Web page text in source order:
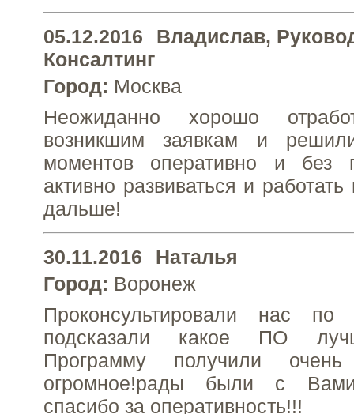
05.12.2016 Владислав,
Консалтинг
Город: Москва
Неожиданно хорошо
возникшим заявкам и
моментов оперативно и без
активно развиваться и
дальше!
30.11.2016
Наталья
Город: Воронеж
Проконсультировали нас
подсказали какое ПО
Программу получили очень
огромное!рады были с Вами
спасибо за оперативность!!!